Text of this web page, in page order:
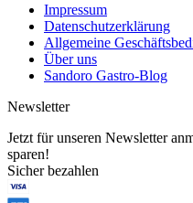
Impressum
Datenschutzerklärung
Allgemeine
Über uns
Sandoro Gastro-Blog
Newsletter
Jetzt für unseren Newsletter
sparen!
Sicher bezahlen